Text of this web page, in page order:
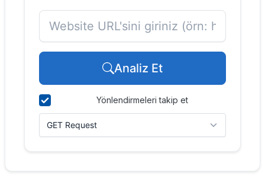
Analiz Et
Yönlendirmeleri takip et